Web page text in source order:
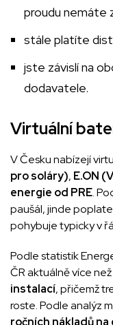
proudu nemáte
stále platíte
jste závislí na
dodavatele.
Virtuální
V Česku nabízejí
pro soláry), E.ON
energie od PRE.
paušál, jinde
pohybuje typicky v
Podle statistik
ČR aktuálně více než
instalací, přičemž
roste. Podle analýz
ročních nákladů